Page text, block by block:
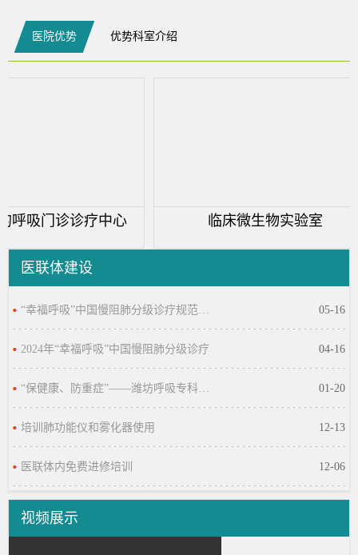
医院优势 优势科室介绍
吸门诊诊疗中心 临床微生物实验室
医联体建设
05-16
04-16
2024年“幸福呼吸”中国慢阻肺分级诊疗
01-20
12-13
培训肺功能仪和雾化器使用
12-06
医联体内免费进修培训
视频展示